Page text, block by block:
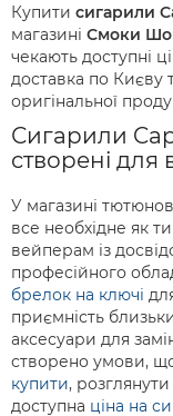
Купити сигарили
магазині Смоки
чекають доступні
доставка по Києву
оригінальної
Сигарили
створені
У магазині
все необхідне як
вейперам із
професійного
брелок на ключі
приємність
аксесуари для
створено умови,
купити, розглянути
доступна ціна на